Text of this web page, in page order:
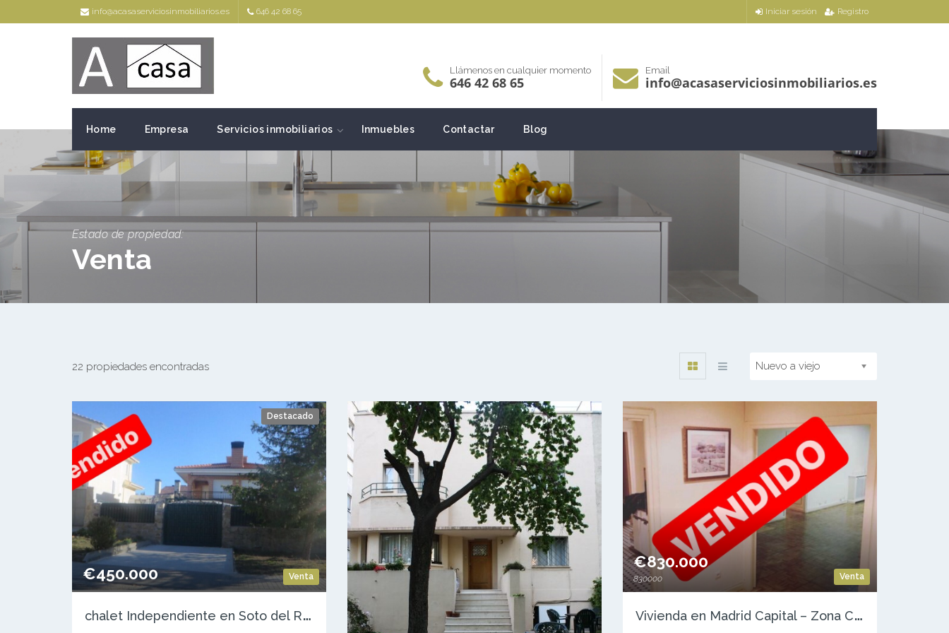
info@acasaserviciosinmobiliarios.es 646 42 68 65 Iniciar sesión Registro
Llámenos en cualquier momento
646 42 68 65
Email
info@acasaserviciosinmobiliarios.es
Home Empresa Servicios inmobiliarios Inmuebles Contactar Blog
Estado de propiedad:
Venta
22 propiedades encontradas Nuevo a viejo
Venta
Destacado
€450.000
c
halet Independiente en Soto del Real – Sierra de Madrid –
Venta
€830.000
830000
V
ivienda en Madrid Capital – Zona Cuzco/Castillejos – C/del Poeta Joan Maragall / Capitán Haya